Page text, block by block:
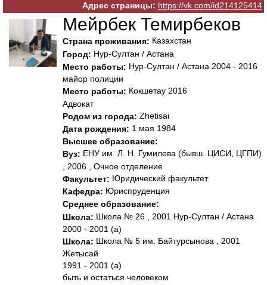
Адрес страницы: https://vk.com/id214125414
Мейрбек Темирбеков
Страна проживания: Казахстан
Город: Нур-Султан / Астана
Место работы: Нур-Султан / Астана 2004 - 2016
майор полиции
Место работы: Кокшетау 2016
Адвокат
Родом из города: Zhetisai
Дата рождения: 1 мая 1984
Высшее образование:
Вуз: ЕНУ им. Л. Н. Гумилева (бывш. ЦИСИ, ЦГПИ)
, 2006 , Очное отделение
Факультет: Юридический факультет
Кафедра: Юриспруденция
Среднее образование:
Школа: Школа № 26 , 2001 Нур-Султан / Астана
2000 - 2001 (а)
Школа: Школа № 5 им. Байтурсынова , 2001
Жетысай
1991 - 2001 (а)
быть и остаться человеком